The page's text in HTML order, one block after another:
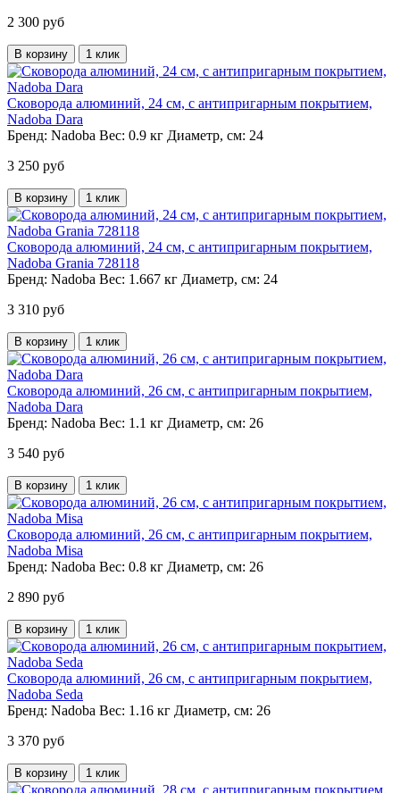
2 300 руб
В корзину 1 клик
Сковорода алюминий, 24 см, с антипригарным покрытием,
Nadoba Dara
Бренд: Nadoba Вес: 0.9 кг Диаметр, см: 24
3 250 руб
В корзину 1 клик
Сковорода алюминий, 24 см, с антипригарным покрытием,
Nadoba Grania 728118
Бренд: Nadoba Вес: 1.667 кг Диаметр, см: 24
3 310 руб
В корзину 1 клик
Сковорода алюминий, 26 см, с антипригарным покрытием,
Nadoba Dara
Бренд: Nadoba Вес: 1.1 кг Диаметр, см: 26
3 540 руб
В корзину 1 клик
Сковорода алюминий, 26 см, с антипригарным покрытием,
Nadoba Misa
Бренд: Nadoba Вес: 0.8 кг Диаметр, см: 26
2 890 руб
В корзину 1 клик
Сковорода алюминий, 26 см, с антипригарным покрытием,
Nadoba Seda
Бренд: Nadoba Вес: 1.16 кг Диаметр, см: 26
3 370 руб
В корзину 1 клик